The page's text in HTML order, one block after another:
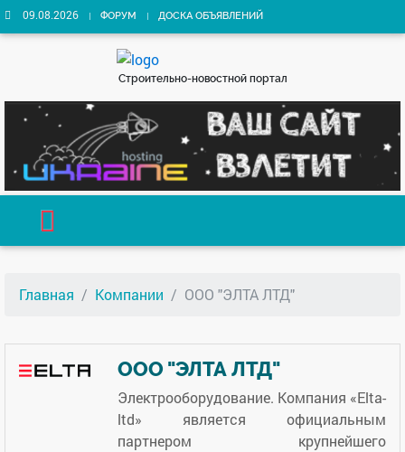
09.08.2026 ФОРУМ ДОСКА ОБЪЯВЛЕНИЙ
Строительно-новостной портал
Главная Компании ООО "ЭЛТА ЛТД"
ООО "ЭЛТА ЛТД"
Электрооборудование. Компания «Elta-
ltd» является официальным
партнером крупнейшего